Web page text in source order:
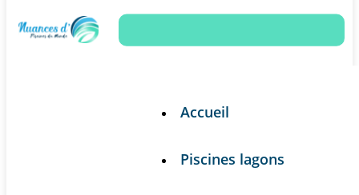
Accueil
Piscines lagons